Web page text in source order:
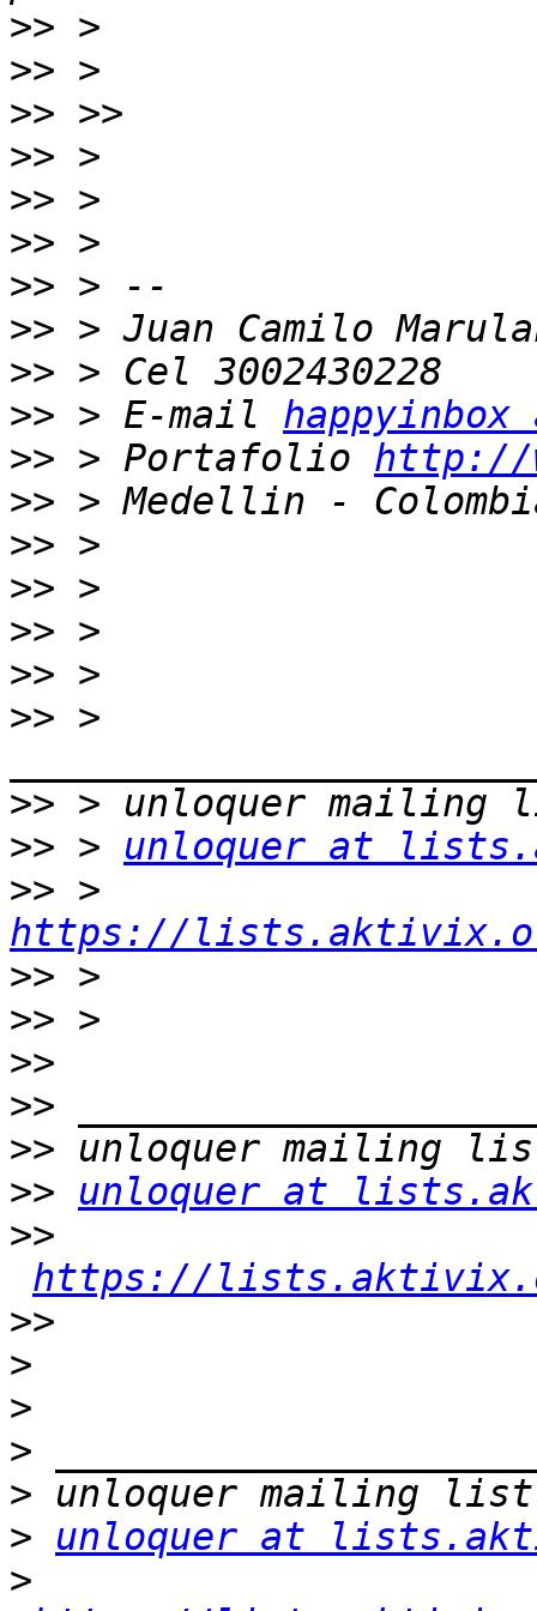
>>
>>
>>
>>
>>
>>
>>
>>
>>
>> > E-mail
>> > Portafolio http://
>>
>>
>>
>>
>>
>> >
>>
>> > unloquer at
>>
https://
>>
>>
>>
>>
>>
>>
unloquer at
>>
https://
>>
>
>
>
>
>
unloquer at
>